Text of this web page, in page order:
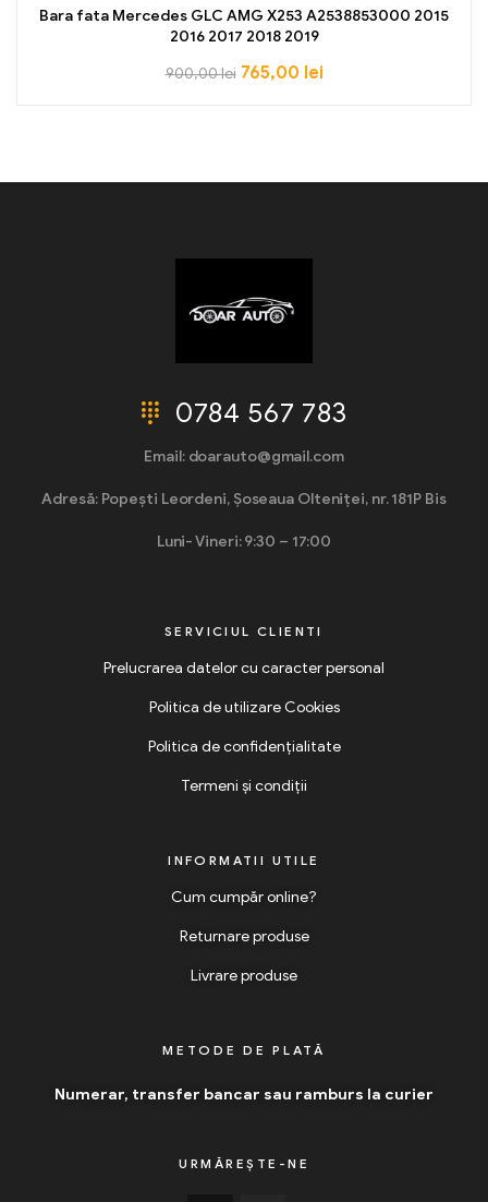
Bara fata Mercedes GLC AMG X253 A2538853000 2015
2016 2017 2018 2019
900,00lei 765,00 lei
0784 567 783
Email: doarauto@gmail.com
Adresă: Popești Leordeni, Șoseaua Olteniței, nr. 181P Bis
Luni- Vineri: 9:30 – 17:00
SERVICIUL CLIENTI
Prelucrarea datelor cu caracter personal
Politica de utilizare Cookies
Politica de confidențialitate
Termeni și condiții
INFORMATII UTILE
Cum cumpăr online?
Returnare produse
Livrare produse
METODE DE PLATĂ
Numerar, transfer bancar sau ramburs la curier
URMĂREȘTE-NE